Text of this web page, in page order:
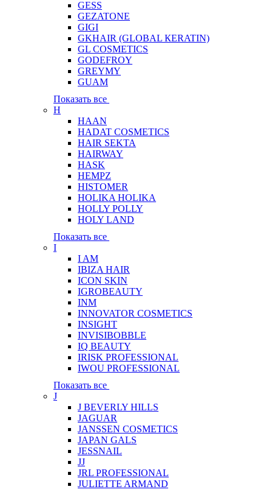
GESS
GEZATONE
GIGI
GKHAIR (GLOBAL КЕRATIN)
GL COSMETICS
GODEFROY
GREYMY
GUAM
Показать все
H
HAAN
HADAT COSMETICS
HAIR SEKTA
HAIRWAY
HASK
HEMPZ
HISTOMER
HOLIKA HOLIKA
HOLLY POLLY
HOLY LAND
Показать все
I
I AM
IBIZA HAIR
ICON SKIN
IGROBEAUTY
INM
INNOVATOR COSMETICS
INSIGHT
INVISIBOBBLE
IQ BEAUTY
IRISK PROFESSIONAL
IWOU PROFESSIONAL
Показать все
J
J BEVERLY HILLS
JAGUAR
JANSSEN COSMETICS
JAPAN GALS
JESSNAIL
JJ
JRL PROFESSIONAL
JULIETTE ARMAND